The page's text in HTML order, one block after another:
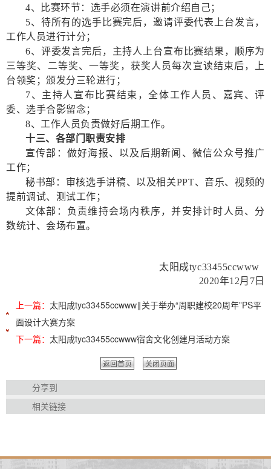
4、比赛环节：选手必须在演讲前介绍自己；
5、待所有的选手比赛完后，邀请评委代表上台发言，
工作人员进行计分；
6、评委发言完后，主持人上台宣布比赛结果，顺序为
三等奖、二等奖、一等奖，获奖人员每次宣读结束后，上
台领奖；颁发分三轮进行；
7、主持人宣布比赛结束，全体工作人员、嘉宾、评
委、选手合影留念；
8、工作人员负责做好后期工作。
十三、各部门职责安排
宣传部：做好海报、以及后期新闻、微信公众号推广
工作；
秘书部：审核选手讲稿、以及相关PPT、音乐、视频的
提前调试、测试工作；
文体部：负责维持会场内秩序，并安排计时人员、分
数统计、会场布置。
太阳成tyc33455ccwww
2020年12月7日
上一篇： 太阳成tyc33455ccwww‖关于举办“周职建校20周年”PS平
面设计大赛方案
下一篇： 太阳成tyc33455ccwww宿舍文化创建月活动方案
返回首页 关闭页面
分享到
相关链接